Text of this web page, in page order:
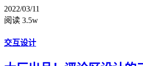
2022/03/11
阅读 3.5w
交互设计